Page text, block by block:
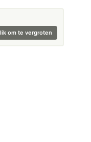
om te vergroten